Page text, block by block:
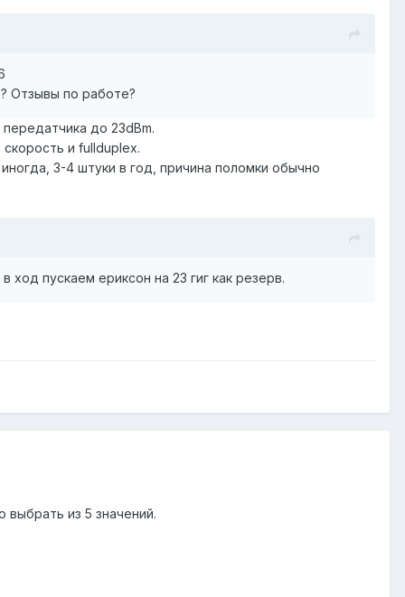
Отзывы по работе?
до 23dBm.
и fullduplex.
3-4 штуки в год, причина поломки обычно
пускаем ериксон на 23 гиг как резерв.
из 5 значений.